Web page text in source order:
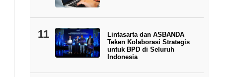
11
Lintasarta dan ASBANDA
Teken Kolaborasi Strategis
untuk BPD di Seluruh
Indonesia